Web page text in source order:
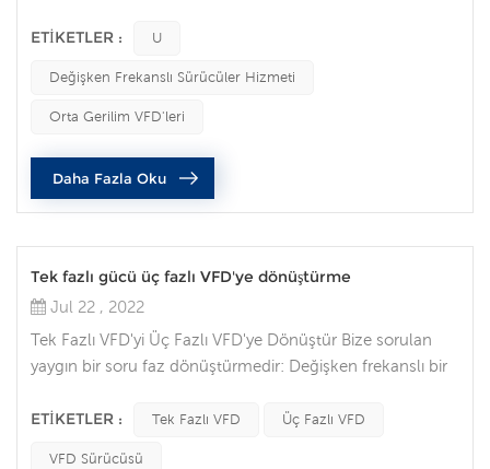
gerektiğinde değiştirilebilmesi için yedek bir VFD'yi rafta
ihtiyacınız olduğunda çalışmayabilir. Yedek VFD'nizin
uzun süreli depolamadan çıkarılıp hizmete sunulmaya
ETIKETLER : U
Değişken Frekanslı Sürücüler Hizmeti
Orta Gerilim VFD'leri
Daha Fazla Oku
Tek fazlı gücü üç fazlı VFD'ye dönüştürme
Jul 22 , 2022
Tek Fazlı VFD'yi Üç Fazlı VFD'ye Dönüştür Bize sorulan
yaygın bir soru faz dönüştürmedir: Değişken frekanslı bir
çalıştıracak şekilde dönüştürebilir mi? Tek fazlı AC gücü,
ETIKETLER : Tek Fazlı VFD Üç Fazlı VFD
VFD Sürücüsü